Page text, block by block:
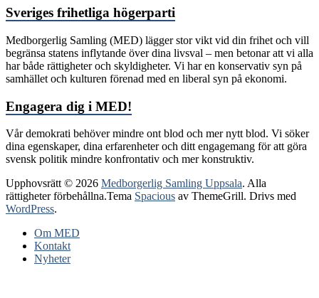
Sveriges frihetliga högerparti
Medborgerlig Samling (MED) lägger stor vikt vid din frihet och vill
begränsa statens inflytande över dina livsval – men betonar att vi alla
har både rättigheter och skyldigheter. Vi har en konservativ syn på
samhället och kulturen förenad med en liberal syn på ekonomi.
Engagera dig i MED!
Vår demokrati behöver mindre ont blod och mer nytt blod. Vi söker
dina egenskaper, dina erfarenheter och ditt engagemang för att göra
svensk politik mindre konfrontativ och mer konstruktiv.
Upphovsrätt © 2026 Medborgerlig Samling Uppsala. Alla
rättigheter förbehållna.Tema Spacious av ThemeGrill. Drivs med
WordPress.
Om MED
Kontakt
Nyheter